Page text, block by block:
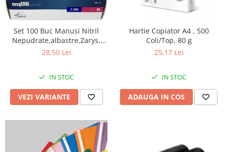
Perforatoare
Suporturi pentru accesorii
Suporturi pentru documente
Tavite pentru Documente
Europubele
Hartie igienica
Lavete
Odorizante
Produse din hartie
Prosoape din hartie
Saci menajeri
Sapunuri si dezinfectanti
Set 100 Buc Manusi Nitril
Nepudrate,albastre,Zarys,
easyCARE
28,50 Lei
IN STOC
VEZI VARIANTE
Hartie Copiator A4 , 500
Coli/Top, 80 g
25,17 Lei
IN STOC
ADAUGA IN COS